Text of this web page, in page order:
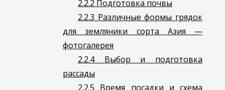
2.2.2 Подготовка почвы
2.2.3 Различные формы грядок
для земляники сорта Азия —
фотогалерея
2.2.4Выбор и подготовка
рассады
2.2.5 Время посадки и схема